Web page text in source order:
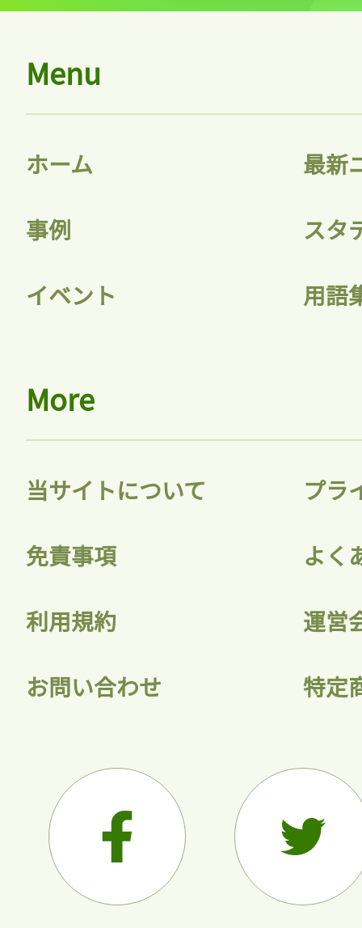
記事をお気に入りに
会員登録
Menu
ホーム 最新
事例 スタ
イベント 用語
More
当サイトについて プラ
免責事項 よく
利用規約 運営
お問い合わせ 特定